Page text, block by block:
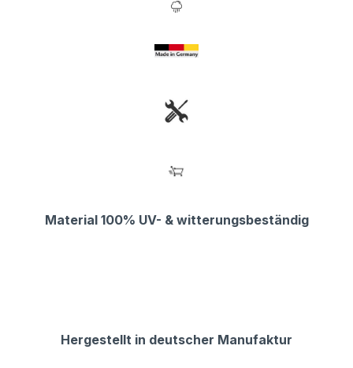
Material 100% UV- & witterungsbeständig
Hergestellt in deutscher Manufaktur